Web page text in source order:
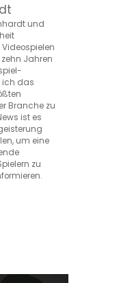
und
zehn Jahren
ich das
Branche zu
ist es
um eine
zu